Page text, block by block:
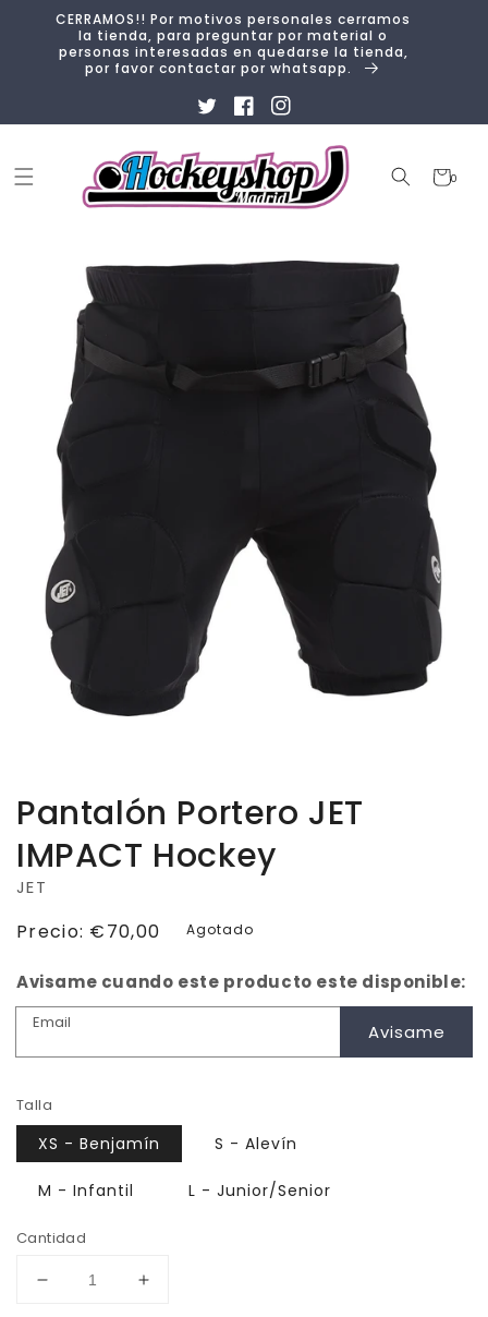
directamente
al contenido
CERRAMOS!! Por motivos personales cerramos
la tienda, para preguntar por material o
personas interesadas en quedarse la tienda,
por favor contactar por whatsapp.
TwitterFacebookInstagram
Carrito
0
0
artículos
directamente
información
del producto
Pantalón Portero JET
IMPACT Hockey
JET
Precio
Precio: €70,00 Agotado
Avisame cuando este producto este disponible:
Email Avisame
Talla
XS - Benjamín S - Alevín
M - Infantil L - Junior/Senior
Cantidad
Reducir
Aumentar